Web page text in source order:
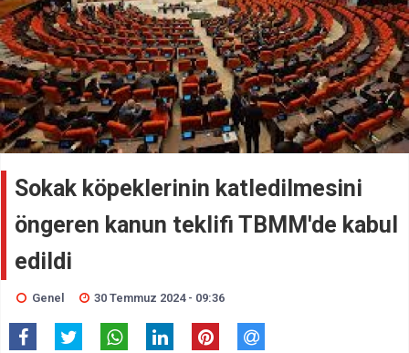
Sokak köpeklerinin katledilmesini
öngeren kanun teklifi TBMM'de kabul
edildi
Genel 30 Temmuz 2024 - 09:36